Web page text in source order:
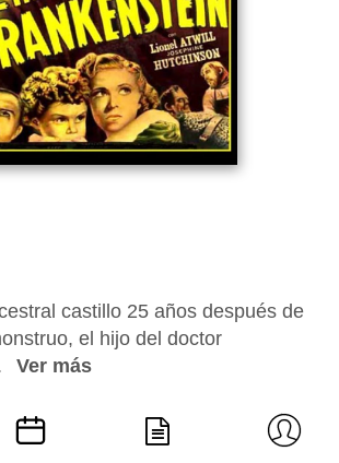
castillo 25 años después de
el hijo del doctor
Ver más